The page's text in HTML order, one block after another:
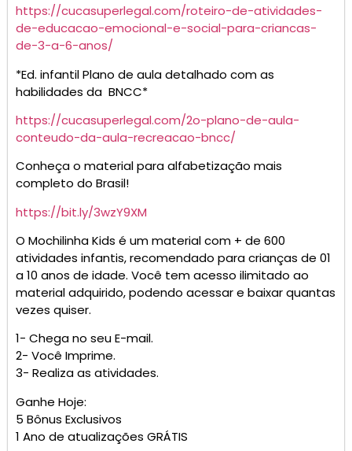
https://cucasuperlegal.com/roteiro-de-atividades-
de-educacao-emocional-e-social-para-criancas-
de-3-a-6-anos/
*Ed. infantil Plano de aula detalhado com as
habilidades da BNCC*
https://cucasuperlegal.com/2o-plano-de-aula-
conteudo-da-aula-recreacao-bncc/
Conheça o material para alfabetização mais
completo do Brasil!
https://bit.ly/3wzY9XM
O MochilinhaKids é um material com + de 600
atividades infantis, recomendado para crianças de 01
a 10 anos de idade. Você tem acesso ilimitado ao
material adquirido, podendo acessar e baixar quantas
vezes quiser.
1- Chega no seu E-mail.
2- Você Imprime.
3- Realiza as atividades.
Ganhe Hoje:
5 Bônus Exclusivos
1 Ano de atualizações GRÁTIS